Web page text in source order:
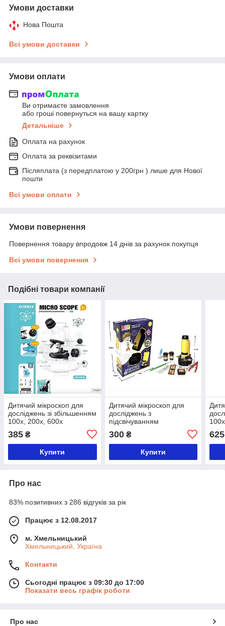
Умови доставки
Нова Пошта
Всі умови доставки
Умови оплати
Ви отримаєте замовлення
або гроші повернуться на вашу картку
Детальніше
Оплата на рахунок
Оплата за реквізитами
Післяплата (з передплатою у 200грн ) лише для Нової
пошти
Всі умови оплати
Умови повернення
Повернення товару впродовж 14 днів за рахунок покупця
Всі умови повернення
Подібні товари компанії
Дитячий мікроскоп для
досліджень зі збільшенням
100х, 200х, 600х
385 ₴
Купити
Дитячий мікроскоп для
досліджень з
підсвічуванням
300₴
Купити
625
Про нас
83% позитивних з 286 відгуків за рік
Працює з 12.08.2017
м. Хмельницький
Хмельницький, Україна
Контакти
Сьогодні працює з 09:30 до 17:00
Показати весь графік роботи
Про нас